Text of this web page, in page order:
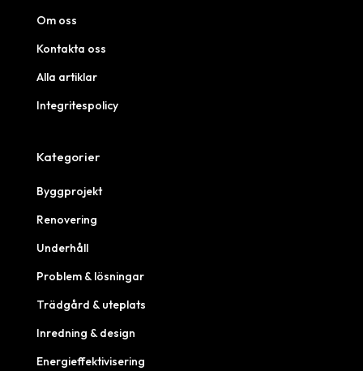
Om oss
Kontakta oss
Alla artiklar
Integritespolicy
Kategorier
Byggprojekt
Renovering
Underhåll
Problem & lösningar
Trädgård & uteplats
Inredning & design
Energieffektivisering